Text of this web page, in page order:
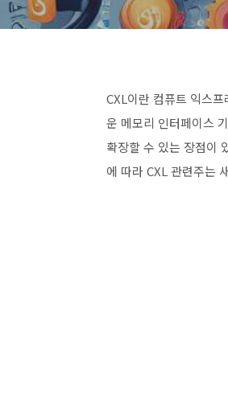
CXL이란 컴퓨트 익스
운 메모리 인터페이스
확장할 수 있는 장점이
에 따라 CXL 관련주는